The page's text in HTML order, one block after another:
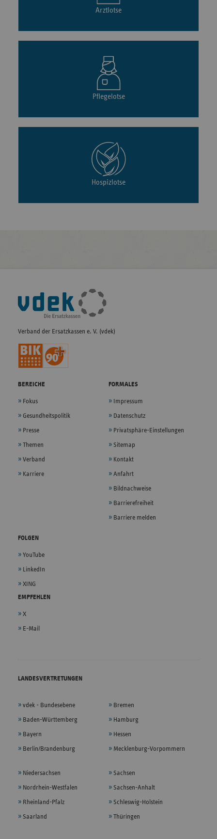
Arztlotse
Pflegelotse
Hospizlotse
Fußleisten-
Navigation
Verband der Ersatzkassen e. V. (vdek)
BEREICHE
Fokus
Gesundheitspolitik
Presse
Themen
Verband
Karriere
FORMALES
Impressum
Datenschutz
Privatsphäre-Einstellungen
Sitemap
Kontakt
Anfahrt
Bildnachweise
Barrierefreiheit
Barriere melden
FOLGEN
YouTube
LinkedIn
XING
EMPFEHLEN
X
E-Mail
LANDESVERTRETUNGEN
vdek - Bundesebene
Baden-Württemberg
Bayern
Berlin/Brandenburg
Bremen
Hamburg
Hessen
Mecklenburg-Vorpommern
Niedersachsen
Nordrhein-Westfalen
Rheinland-Pfalz
Saarland
Sachsen
Sachsen-Anhalt
Schleswig-Holstein
Thüringen